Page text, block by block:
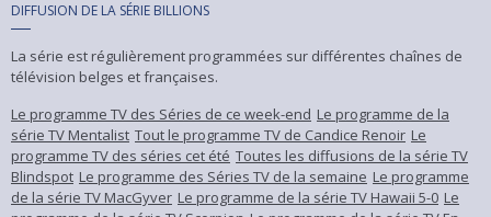
DIFFUSION DE LA SÉRIE BILLIONS
La série est régulièrement programmées sur différentes chaînes de
télévision belges et françaises.
Le programme TV des Séries de ce week-end Le programme de la
série TV Mentalist Tout le programme TV de Candice Renoir Le
programme TV des séries cet été Toutes les diffusions de la série TV
Blindspot Le programme des Séries TV de la semaine Le programme
de la série TV MacGyver Le programme de la série TV Hawaii 5-0 Le